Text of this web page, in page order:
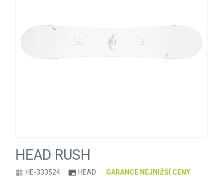
HEAD RUSH
qr_code HE-333524 branding_watermark HEAD GARANCE NEJNIŽŠÍ CENY